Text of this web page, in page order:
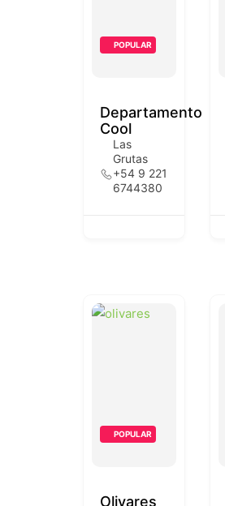
POPULAR
Departamento
Cool
Las
Grutas
+54 9 221
6744380
POPULAR
Olivares